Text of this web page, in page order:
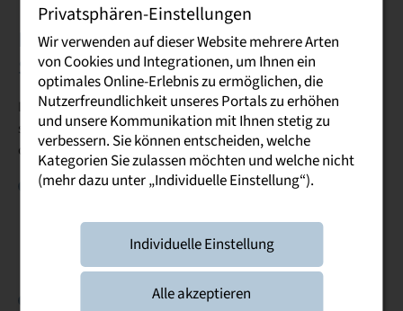
Bewerbung beim Praxispartner und
Studienvertrag abschließen
Du hast einen passenden Praxispartner gefunden? Dann
steht die Bewerbung an. Eine gründliche Vorbereitung auf
das Bewerbungsgespräch ist entscheidend:
Unternehmensrecherche:Informiere dich umfassend
Dienstleistungen sowie seine Unternehmenskultur.
Dieses Wissen zeigt dein Interesse und hilft dir, gezielt
auf Fragen einzugehen.
elbstpräsentation:Überlege dir Antworten auf
Privatsphären-Einstellungen
Wir verwenden auf dieser Website mehrere Arten
von Cookies und Integrationen, um Ihnen ein
optimales Online-Erlebnis zu ermöglichen, die
Nutzerfreundlichkeit unseres Portals zu erhöhen
und unsere Kommunikation mit Ihnen stetig zu
verbessern. Sie können entscheiden, welche
Kategorien Sie zulassen möchten und welche nicht
(mehr dazu unter „Individuelle Einstellung“).
Individuelle Einstellung
Alle akzeptieren